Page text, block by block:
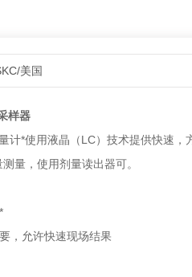
美国
样器
计*使用液晶（LC）技术提供快速
量，使用剂量读出器可。
，允许快速现场结果